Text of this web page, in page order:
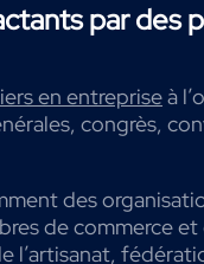
par des
en entrepriseà
congrès,
des
de commerce et
l’artisanat,